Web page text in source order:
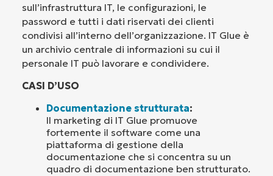
sull’infrastruttura IT, le configurazioni, le
password e tutti i dati riservati dei clienti
condivisi all’interno dell’organizzazione. IT Glue è
un archivio centrale di informazioni su cui il
personale IT può lavorare e condividere.
CASI D’USO
Documentazione strutturata:
Il marketing di IT Glue promuove
fortemente il software come una
piattaforma di gestione della
documentazione che si concentra su un
quadro di documentazione ben strutturato.